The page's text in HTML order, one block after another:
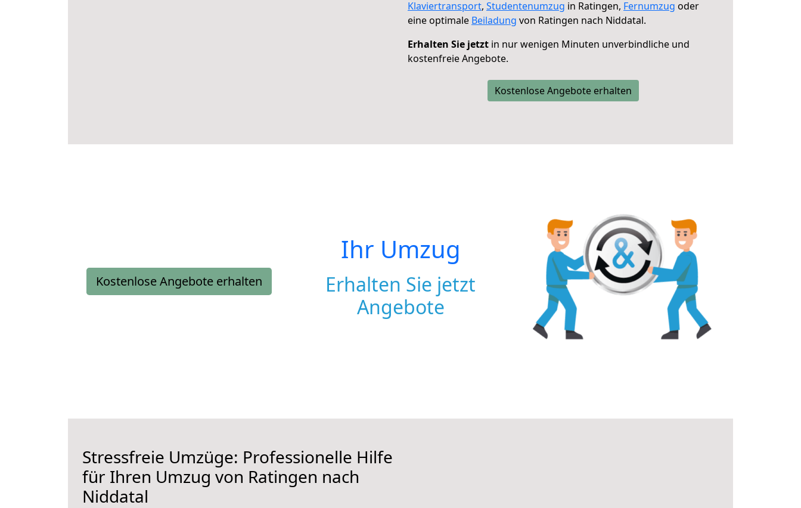
Klaviertransport, Studentenumzug in Ratingen, Fernumzug oder
eine optimale Beiladung von Ratingen nach Niddatal.
Erhalten Sie jetzt in nur wenigen Minuten unverbindliche und
kostenfreie Angebote.
Kostenlose Angebote erhalten
Kostenlose Angebote erhalten
Ihr Umzug
Erhalten Sie jetzt
Angebote
Stressfreie Umzüge: Professionelle Hilfe
für Ihren Umzug von Ratingen nach
Niddatal